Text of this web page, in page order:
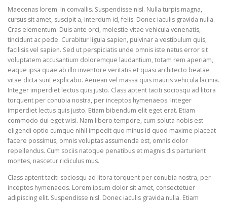
Maecenas lorem. In convallis. Suspendisse nisl. Nulla turpis magna,
cursus sit amet, suscipit a, interdum id, felis. Donec iaculis gravida nulla.
Cras elementum. Duis ante orci, molestie vitae vehicula venenatis,
tincidunt ac pede. Curabitur ligula sapien, pulvinar a vestibulum quis,
facilisis vel sapien. Sed ut perspiciatis unde omnis iste natus error sit
voluptatem accusantium doloremque laudantium, totam rem aperiam,
eaque ipsa quae ab illo inventore veritatis et quasi architecto beatae
vitae dicta sunt explicabo. Aenean vel massa quis mauris vehicula lacinia.
Integer imperdiet lectus quis justo. Class aptent taciti sociosqu ad litora
torquent per conubia nostra, per inceptos hymenaeos. Integer
imperdiet lectus quis justo. Etiam bibendum elit eget erat. Etiam
commodo dui eget wisi. Nam libero tempore, cum soluta nobis est
eligendi optio cumque nihil impedit quo minus id quod maxime placeat
facere possimus, omnis voluptas assumenda est, omnis dolor
repellendus. Cum sociis natoque penatibus et magnis dis parturient
montes, nascetur ridiculus mus.
Class aptent taciti sociosqu ad litora torquent per conubia nostra, per
inceptos hymenaeos. Lorem ipsum dolor sit amet, consectetuer
adipiscing elit. Suspendisse nisl. Donec iaculis gravida nulla. Etiam